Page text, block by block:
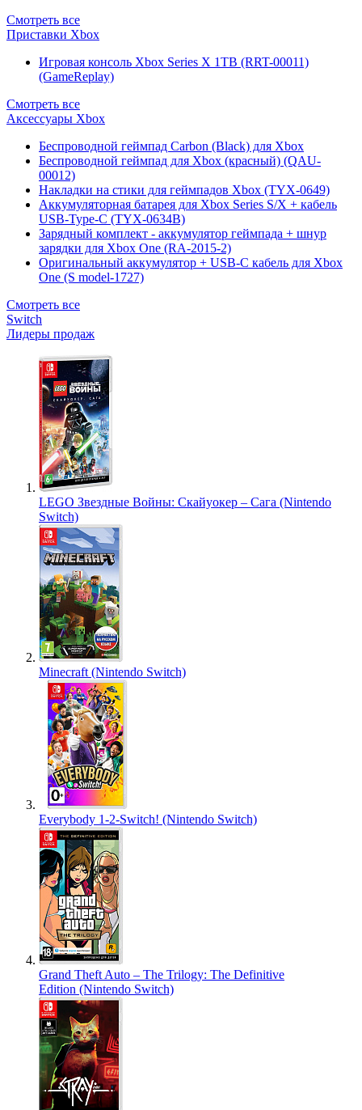
Смотреть все
Приставки Xbox
Игровая консоль Xbox Series X 1TB (RRT-00011)
(GameReplay)
Смотреть все
Аксессуары Xbox
Беспроводной геймпад Carbon (Black) для Xbox
Беспроводной геймпад для Xbox (красный) (QAU-
00012)
Накладки на стики для геймпадов Xbox (TYX-0649)
Аккумуляторная батарея для Xbox Series S/X + кабель
USB-Type-C (TYX-0634B)
Зарядный комплект - аккумулятор геймпада + шнур
зарядки для Xbox One (RA-2015-2)
Оригинальный аккумулятор + USB-C кабель для Xbox
One (S model-1727)
Смотреть все
Switch
Лидеры продаж
LEGO Звездные Войны: Скайуокер – Сага (Nintendo
Switch)
Minecraft (Nintendo Switch)
Everybody 1-2-Switch! (Nintendo Switch)
Grand Theft Auto – The Trilogy: The Definitive
Edition (Nintendo Switch)